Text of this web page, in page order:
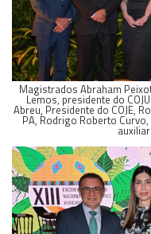
Magistrados Abraham
Lemos, presidente do
Abreu, Presidente do COJE,
PA, Rodrigo Roberto